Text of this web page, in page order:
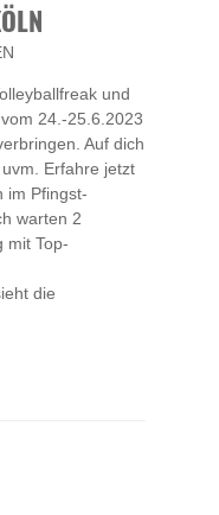
und
24.-25.6.2023
Auf dich
Erfahre jetzt
im Pfingst-
warten 2
mit Top-
die